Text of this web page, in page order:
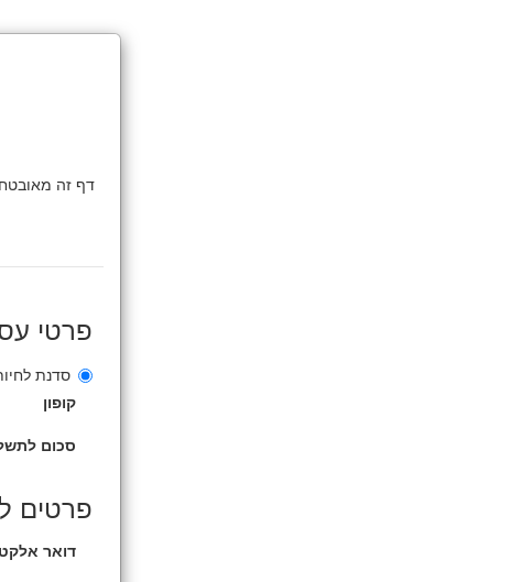
פרטי
סדנת לחיות
קופון
סכום
פרטים
דואר